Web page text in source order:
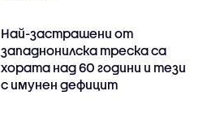
Най-застрашени от
западнонилска треска са
хората над 60 години и тези
с имунен дефицит